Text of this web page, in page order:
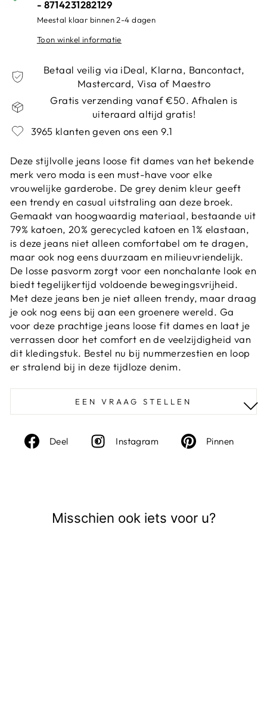
- 8714231282129
Meestal klaar binnen 2-4 dagen
Toon winkel informatie
Betaal veilig via iDeal, Klarna, Bancontact,
Mastercard, Visa of Maestro
Gratis verzending vanaf €50. Afhalen is
uiteraard altijd gratis!
3965 klanten geven ons een 9.1
Deze stijlvolle jeans loose fit dames van het bekende
merk vero moda is een must-have voor elke
vrouwelijke garderobe. De grey denim kleur geeft
een trendy en casual uitstraling aan deze broek.
Gemaakt van hoogwaardig materiaal, bestaande uit
79% katoen, 20% gerecycled katoen en 1% elastaan,
is deze jeans niet alleen comfortabel om te dragen,
maar ook nog eens duurzaam en milieuvriendelijk.
De losse pasvorm zorgt voor een nonchalante look en
biedt tegelijkertijd voldoende bewegingsvrijheid.
Met deze jeans ben je niet alleen trendy, maar draag
je ook nog eens bij aan een groenere wereld. Ga
voor deze prachtige jeans loose fit dames en laat je
verrassen door het comfort en de veelzijdigheid van
dit kledingstuk. Bestel nu bij nummerzestien en loop
er stralend bij in deze tijdloze denim.
EEN VRAAG STELLEN
Deel
Deel
Instagram InstagramPinnen
Misschien ook iets voor u?